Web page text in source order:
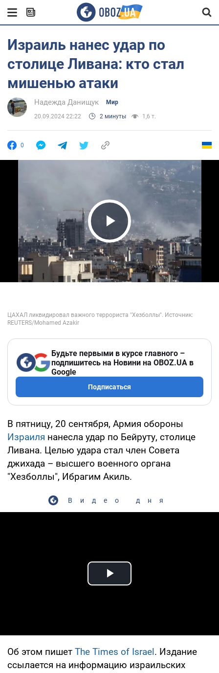
Израиль нанес удар по
столице Ливана: кто стал
мишенью атаки
Надежда Данищук Мир
20.09.2024 22:22 2 минуты 1,6 т.
0
Play Video
Будьте первыми в курсе главного –
подпишитесь на Новини на OBOZ.UA в
Google
Подписаться
В пятницу, 20 сентября, Армия обороны
Израиля нанесла удар по Бейруту, столице
Ливана. Целью удара стал член Совета
джихада – высшего военного органа
"Хезболлы", Ибрагим Акиль.
Видео дня
Play Video
Об этом пишет The Times of Israel. Издание
ссылается на информацию израильских